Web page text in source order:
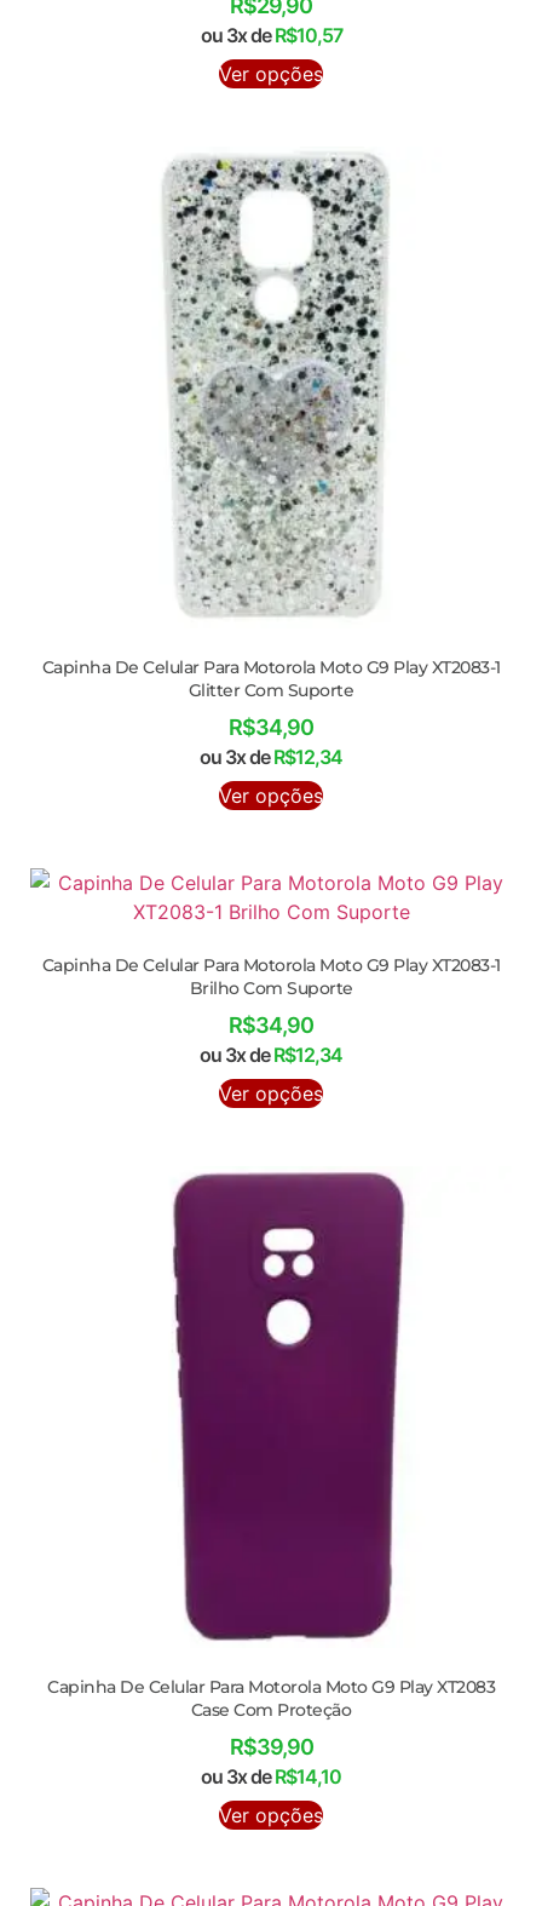
R$29,90
ou 3x deR$10,57
Ver opções
Capinha De Celular Para Motorola Moto G9 Play XT2083-1
Glitter Com Suporte
R$34,90
ou 3x deR$12,34
Ver opções
Capinha De Celular Para Motorola Moto G9 Play XT2083-1
Brilho Com Suporte
R$34,90
ou 3x deR$12,34
Ver opções
Capinha De Celular Para Motorola Moto G9 Play XT2083
Case Com Proteção
R$39,90
ou 3x deR$14,10
Ver opções